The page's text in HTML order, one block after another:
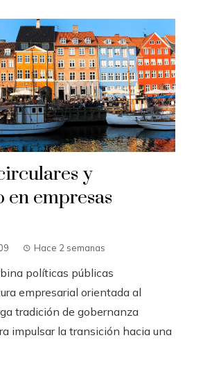
y
en empresas
Hace 2 semanas
políticas públicas
empresarial orientada al
tradición de gobernanza
impulsar la transición hacia una